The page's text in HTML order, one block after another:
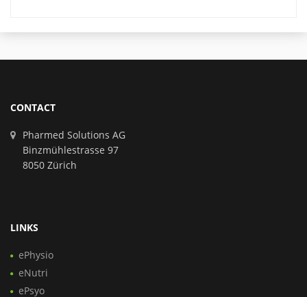
CONTACT
Pharmed Solutions AG
Binzmühlestrasse 97
8050 Zürich
LINKS
ePhysio
eNutri
ePsyo